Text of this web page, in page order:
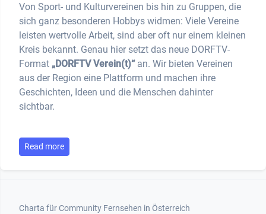
Von Sport- und Kulturvereinen bis hin zu Gruppen, die
sich ganz besonderen Hobbys widmen: Viele Vereine
leisten wertvolle Arbeit, sind aber oft nur einem kleinen
Kreis bekannt. Genau hier setzt das neue DORFTV-
Format „DORFTV Verein(t)“an. Wir bieten Vereinen
aus der Region eine Plattform und machen ihre
Geschichten, Ideen und die Menschen dahinter
sichtbar.
Read more
Footer 1
Charta für Community Fernsehen in Österreich